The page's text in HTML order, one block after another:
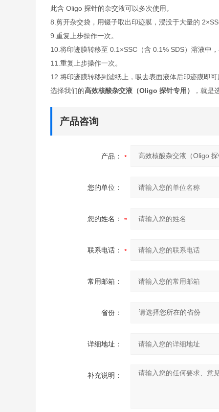
此含 Oligo 探针的杂交液可以多次使用。
8.剪开杂交袋，用镊子取出印迹膜，浸没于大量的
9.重复上步操作一次。
10.将印迹膜转移至 0.1×SSC（含 0.1% SDS）溶液中
11.重复上步操作一次。
12.将印迹膜转移到滤纸上，吸去表面液体后印迹膜即
选择我们的高效核酸杂交液（Oligo 探针专用） ，就是
产品咨询
产品：
您的单位：
您的姓名：
联系电话：
常用邮箱：
省份：
详细地址：
补充说明：